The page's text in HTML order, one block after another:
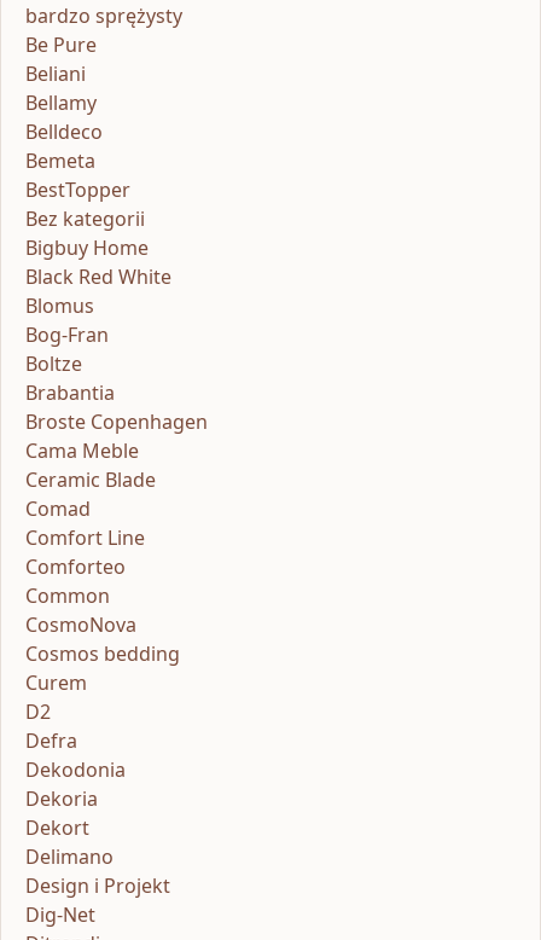
bardzo sprężysty
Be Pure
Beliani
Bellamy
Belldeco
Bemeta
BestTopper
Bez kategorii
Bigbuy Home
Black Red White
Blomus
Bog-Fran
Boltze
Brabantia
Broste Copenhagen
Cama Meble
Ceramic Blade
Comad
Comfort Line
Comforteo
Common
CosmoNova
Cosmos bedding
Curem
D2
Defra
Dekodonia
Dekoria
Dekort
Delimano
Design i Projekt
Dig-Net